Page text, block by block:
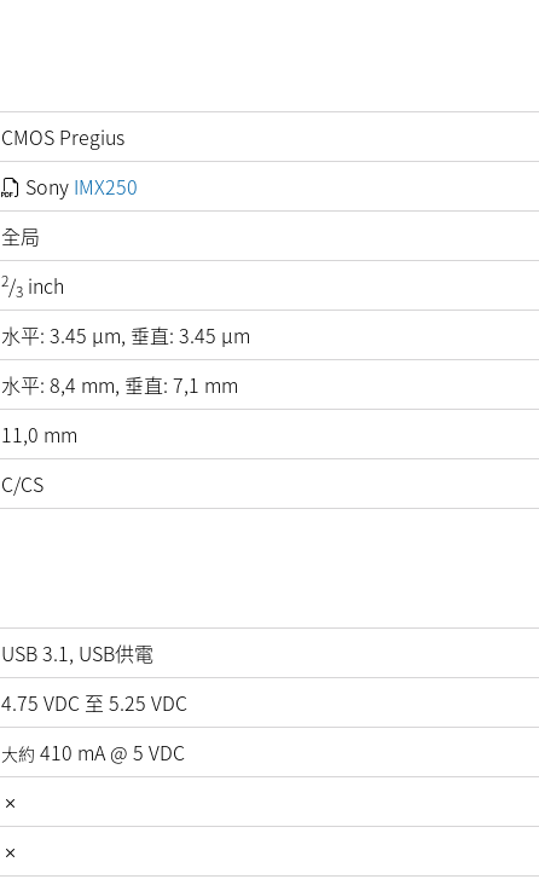
CMOS Pregius
Sony IMX250
全局
2/3inch
水平: 3.45 µm, 垂直: 3.45 µm
水平: 8,4 mm, 垂直: 7,1 mm
11,0 mm
C/CS
USB 3.1, USB供電
4.75 VDC至 5.25 VDC
大約 410 mA@ 5 VDC